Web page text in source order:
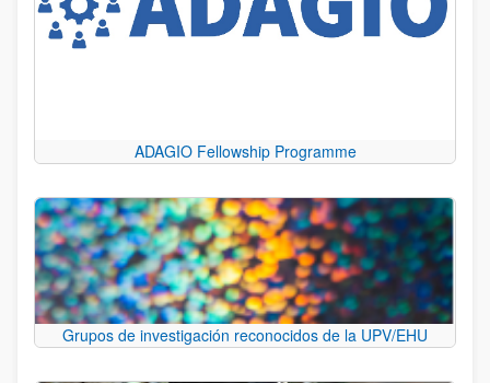
ADAGIO Fellowship Programme
Grupos de investigación reconocidos de la UPV/EHU